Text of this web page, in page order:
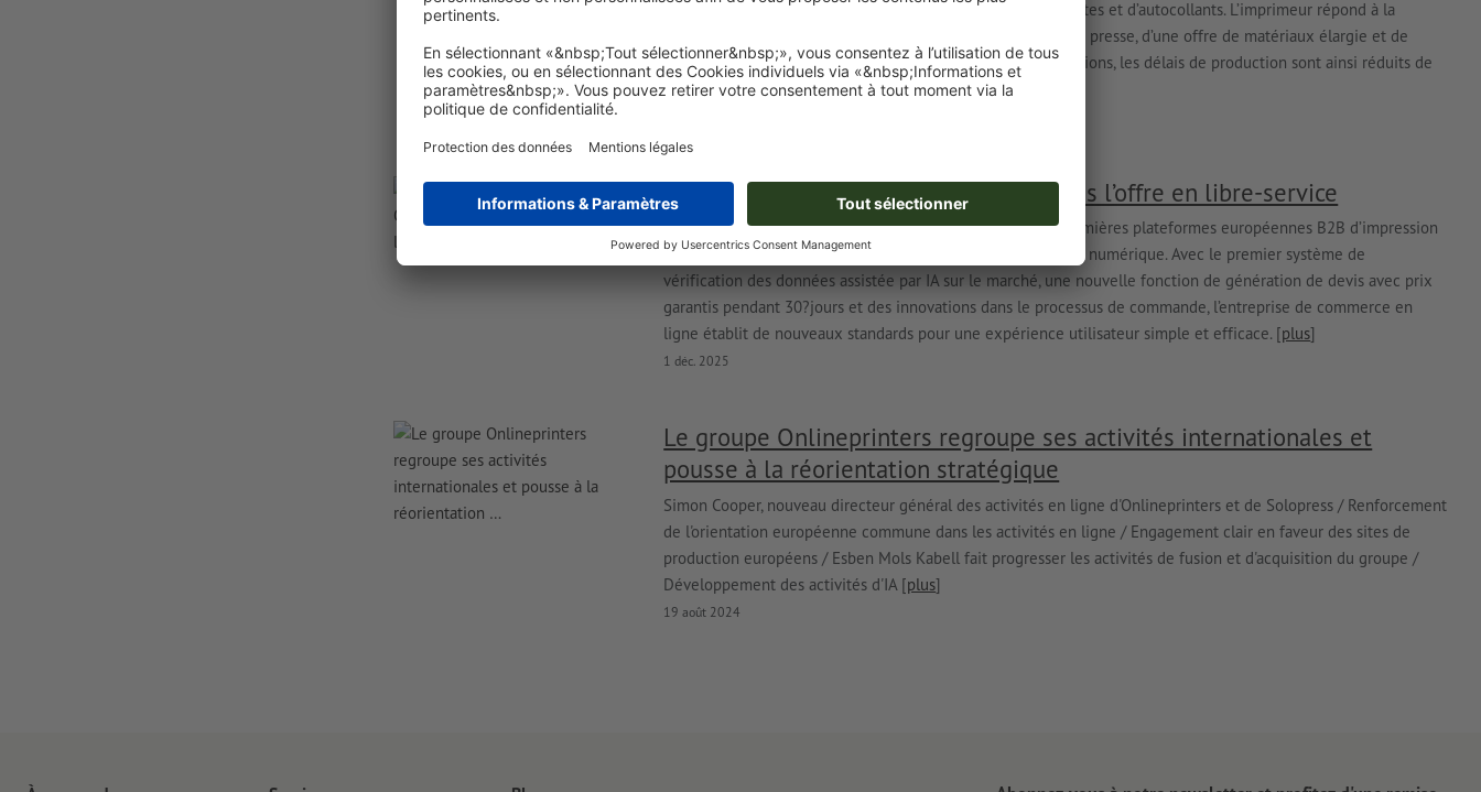
Onlineprinters a élargi ses capacités de production d’étiquettes et d’autocollants. L’imprimeur répond à la
demande croissante dans ce segment à l’aide d’une nouvelle presse, d’une offre de matériaux élargie et de
délais de production réduits. Pour de nombreuses configurations, les délais de production sont ainsi réduits de
sept à quatre jours ouvrables. [ plus]
Nouveaux standards Onlineprinters dans l’offre en libre-service
Avec ses dernières innovations, Onlineprinters, l’une des premières plateformes européennes B2B d’impression
en ligne, consolide son statut de pionnier dans le secteur du numérique. Avec le premier système de
vérification des données assistée par IA sur le marché, une nouvelle fonction de génération de devis avec prix
garantis pendant 30?jours et des innovations dans le processus de commande, l’entreprise de commerce en
ligne établit de nouveaux standards pour une expérience utilisateur simple et efficace. [plus]
1 déc. 2025
Le groupe Onlineprinters regroupe ses activités internationales et
pousse à la réorientation stratégique
Simon Cooper, nouveau directeur général des activités en ligne d'Onlineprinters et de Solopress / Renforcement
de l'orientation européenne commune dans les activités en ligne / Engagement clair en faveur des sites de
production européens / Esben Mols Kabell fait progresser les activités de fusion et d'acquisition du groupe /
Développement des activités d'IA [plus]
19 août 2024